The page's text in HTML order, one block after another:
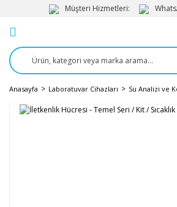
Müşteri Hizmetleri:
Anasayfa Laboratuvar Cihazları Su Analizi ve